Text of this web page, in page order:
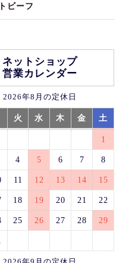
ビーフ
ネットショップ
営業カレンダー
2026年8月の定休日
火 水 木 金 土
1
4 5 6 7 8
11 12 13 14 15
18 19 20 21 22
25 26 27 28 29
2026年9月の定休日